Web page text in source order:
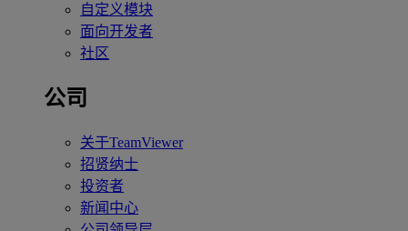
自定义模块
面向开发者
社区
公司
关于TeamViewer
招贤纳士
投资者
新闻中心